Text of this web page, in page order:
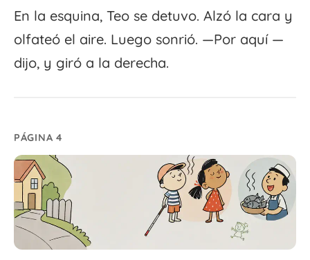
En la esquina, Teo se detuvo. Alzó la cara y
olfateó el aire. Luego sonrió. —Por aquí —
dijo, y giró a la derecha.
PÁGINA 4